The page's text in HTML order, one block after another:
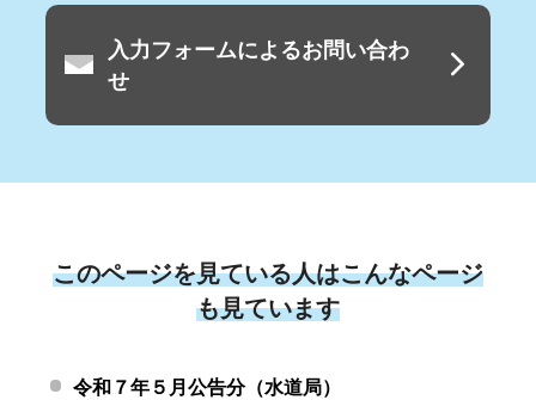
入力フォームによるお問い合わ
せ
このページを見ている人はこんなページ
も見ています
令和７年５月公告分（水道局）